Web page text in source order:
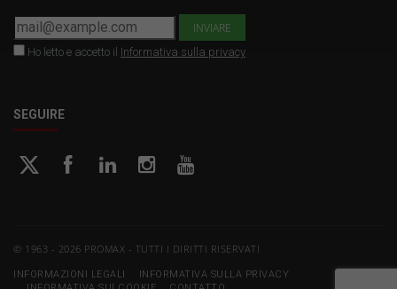
Ho letto e accetto il Informativa sulla privacy
SEGUIRE
© 1963 - 2026 PROMAX - TUTTI I DIRITTI RISERVATI
INFORMAZIONI LEGALI
INFORMATIVA SULLA PRIVACY